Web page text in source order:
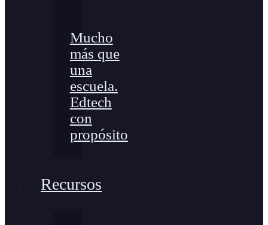
Mucho
más que
una
escuela.
Edtech
con
propósito
Recursos